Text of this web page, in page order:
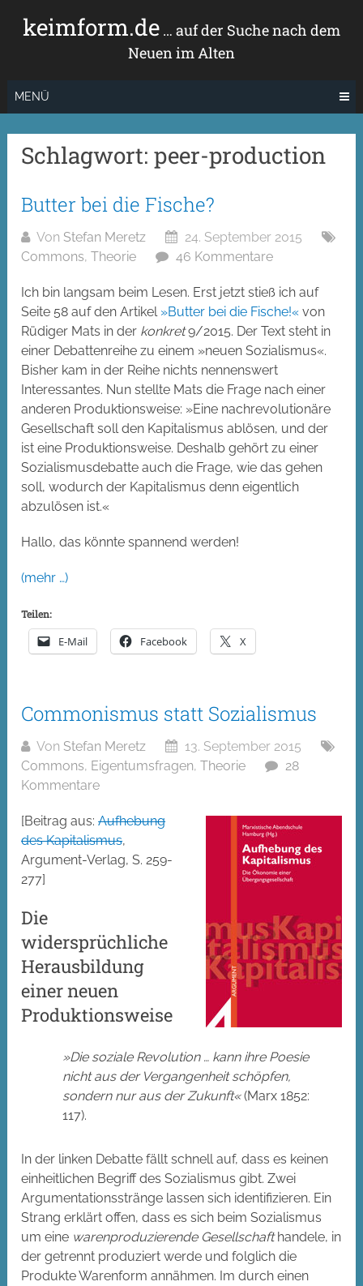
Inhaltkeimform.de… auf der Suche nach dem
Neuen im Alten
MENÜ
Schlagwort:peer-production
Butter bei die Fische?
Von Stefan Meretz
24. September 2015
Commons,Theorie 46 Kommentare
Ich bin langsam beim Lesen. Erst jetzt stieß ich auf
Seite 58 auf den Artikel »Butter bei die Fische!« von
Rüdiger Mats in der konkret9/2015. Der Text steht in
einer Debattenreihe zu einem »neuen Sozialismus«.
Bisher kam in der Reihe nichts nennenswert
Interessantes. Nun stellte Mats die Frage nach einer
anderen Produktionsweise: »Eine nachrevolutionäre
Gesellschaft soll den Kapitalismus ablösen, und der
ist eine Produktionsweise. Deshalb gehört zu einer
Sozialismusdebatte auch die Frage, wie das gehen
soll, wodurch der Kapitalismus denn eigentlich
abzulösen ist.«
Hallo, das könnte spannend werden!
(mehr …)
Teilen:
E-Mail Facebook X
Commonismus statt Sozialismus
Von Stefan Meretz
13. September 2015
Commons, Eigentumsfragen,Theorie
28
Kommentare
[Beitrag aus:Aufhebung
des Kapitalismus,
Argument-Verlag, S. 259-
277]
Die
widersprüchliche
Herausbildung
einer neuen
Produktionsweise
»Die soziale Revolution … kann ihre Poesie
nicht aus der Vergangenheit schöpfen,
sondern nur aus der Zukunft«(Marx 1852:
117).
In der linken Debatte fällt schnell auf, dass es keinen
einheitlichen Begriff des Sozialismus gibt. Zwei
Argumentationsstränge lassen sich identifizieren. Ein
Strang erklärt offen, dass es sich beim Sozialismus
um eine warenproduzierende Gesellschafthandele, in
der getrennt produziert werde und folglich die
Produkte Warenform annähmen. Im durch einen